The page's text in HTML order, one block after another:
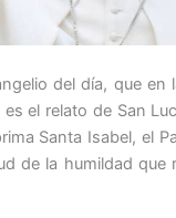
del día, que en
el relato de San
Santa Isabel, el
de la humildad que